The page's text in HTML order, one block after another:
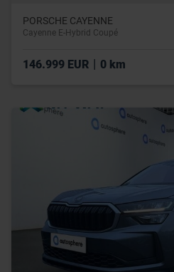
PORSCHE CAYENNE
Cayenne E-Hybrid Coupé
146.999 EUR | 0 km